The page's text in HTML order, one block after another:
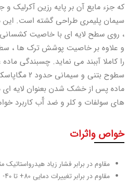
که جزء مایع آن بر پایه رزین آکرلیک و
سیمان پلیمری طراحی گشته است. این
، روی سطح لایه ای با خاصیت کشسانی
و علاوه بر خاصیت پوشش ترک ها ،
را کاملا آببند می نماید. چسبندگی
سطوح بتنی و
ماده پس از خشک شدن بعنوان لایه ای
های سولفات و کلر و ضد آّب کاربرد
خواص واثرات
مقاوم در برابر فشار زیاد هیدرواستاتیک مثبت
مقاوم در برابر تغییرات دمایی 80+ تا 40-